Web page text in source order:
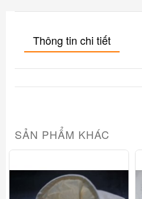
Thông tin chi tiết
SẢN PHẨM KHÁC